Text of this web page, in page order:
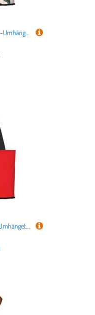
Nice Roses bedruckte Haustier-Umhängetasche zum Ausgehen – kleine Hunde und Katzen Doppelzweck-Umhängetasche
Leichte, atmungsaktive Reise-Umhängetasche für kleine Haustiere, WZYCWB Flagge von Senegal, bedruckte Haustier-Umhängetasche